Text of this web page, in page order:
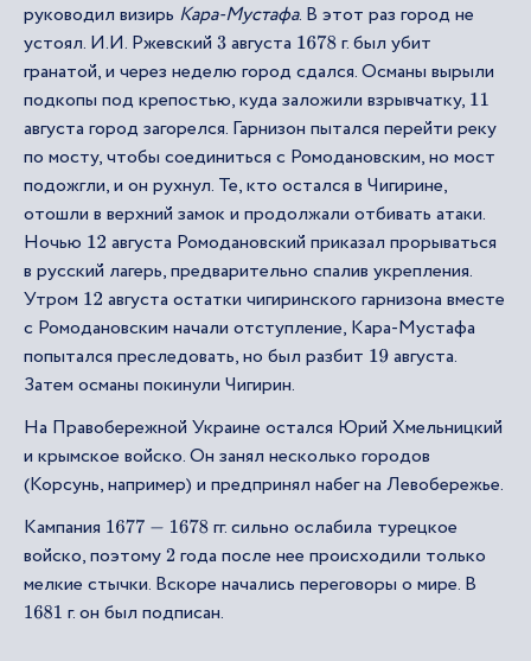
руководил визирь Кара-Мустафа. В этот раз город не
устоял. И.И. Ржевский 3августа 1678г. был убит
гранатой, и через неделю город сдался. Османы вырыли
подкопы под крепостью, куда заложили взрывчатку, 11
августа город загорелся. Гарнизон пытался перейти реку
по мосту, чтобы соединиться с Ромодановским, но мост
подожгли, и он рухнул. Те, кто остался в Чигирине,
отошли в верхний замок и продолжали отбивать атаки.
Ночью 12 августа Ромодановский приказал прорываться
в русский лагерь, предварительно спалив укрепления.
Утром 12 августа остатки чигиринского гарнизона вместе
с Ромодановским начали отступление, Кара-Мустафа
попытался преследовать, но был разбит 19августа.
Затем османы покинули Чигирин.
На Правобережной Украине остался Юрий Хмельницкий
и крымское войско. Он занял несколько городов
(Корсунь, например) и предпринял набег на Левобережье.
Кампания 1677 −1678
гг. сильно ослабила турецкое
войско, поэтому2года после нее происходили только
мелкие стычки. Вскоре начались переговоры о мире. В
1681 г. он был подписан.